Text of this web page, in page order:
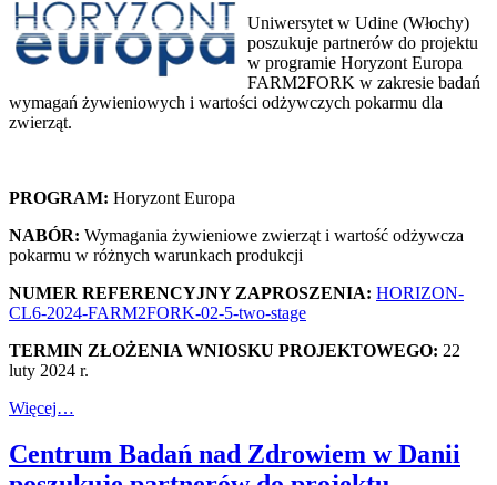
Uniwersytet w Udine (Włochy)
poszukuje partnerów do projektu
w programie Horyzont Europa
FARM2FORK w zakresie badań
wymagań żywieniowych i wartości odżywczych pokarmu dla
zwierząt.
PROGRAM: Horyzont Europa
NABÓR: Wymagania żywieniowe zwierząt i wartość odżywcza
pokarmu w różnych warunkach produkcji
NUMER REFERENCYJNY ZAPROSZENIA: HORIZON-
CL6-2024-FARM2FORK-02-5-two-stage
TERMIN ZŁOŻENIA WNIOSKU PROJEKTOWEGO: 22
luty 2024 r.
Więcej…
Centrum Badań nad Zdrowiem w Danii